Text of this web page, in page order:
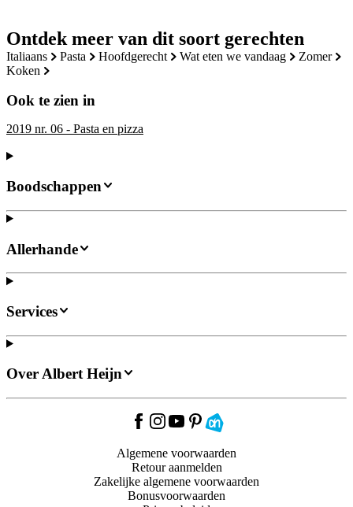
Ontdek meer van dit soort gerechten
italiaans pasta hoofdgerecht wat eten we vandaag
zomer
koken
Ook te zien in
2019 nr. 06 - Pasta en pizza
Boodschappen
Allerhande
Services
Over Albert Heijn
Algemene voorwaarden
Retour aanmelden
Zakelijke algemene voorwaarden
Bonusvoorwaarden